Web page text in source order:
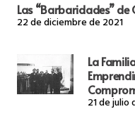
Las “Barbaridades” de
22 de diciembre de 2021
La
21 de julio